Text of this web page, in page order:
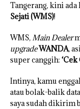
Tangerang, kini
Sejati (WMS)!
WMS, Main Dealer
upgradeWANDA,
super canggih:
Intinya, kamu
atau bolak-balik
saya sudah dikirim